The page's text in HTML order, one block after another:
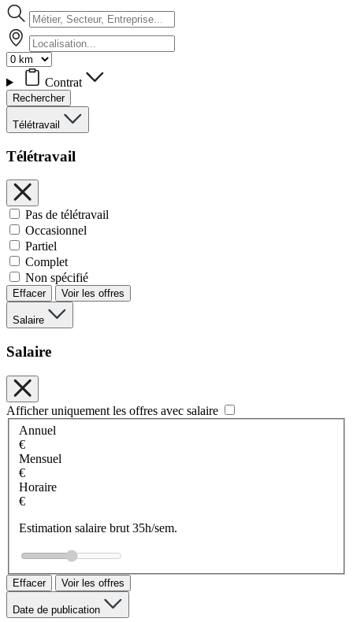
Contrat
Rechercher
Télétravail
Télétravail
Pas de télétravail
Occasionnel
Partiel
Complet
Non spécifié
Effacer Voir les offres
Salaire
Salaire
Afficher uniquement les offres avec salaire
Annuel
€
Mensuel
€
Horaire
€
Estimation salaire brut 35h/sem.
Effacer Voir les offres
Date de publication